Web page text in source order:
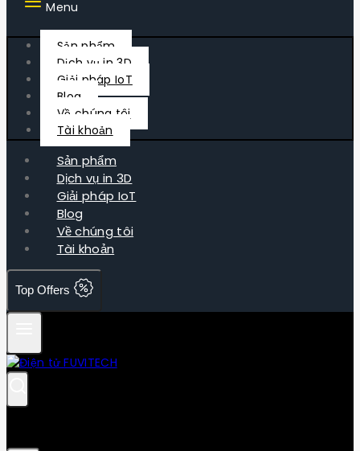
Menu
Sản phẩm
Dịch vụ in 3D
Giải pháp IoT
Blog
Về chúng tôi
Tài khoản
Sản phẩm
Dịch vụ in 3D
Giải pháp IoT
Blog
Về chúng tôi
Tài khoản
Top Offers